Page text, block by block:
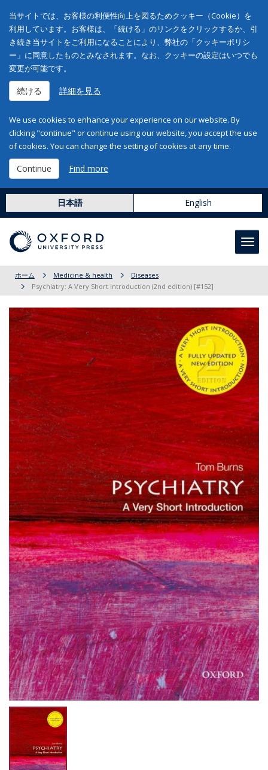
当サイトでは、お客様の利便性向上を図るためクッキー（Cookie）を
利用しています。お客様は、「続ける」のリンクをクリックするか、引
き続き当サイトをご利用になることにより、弊社の「クッキーポリシ
ー」に同意したものとみなされます。なお、クッキーの設定はいつでも
変更が可能です。
続ける 詳細を見る
We use cookies to enhance your experience on our website. By
clicking "continue" or continue using our website, you accept the use
of cookies. You can change the setting of cookies at any time.
Continue Find more
日本語 English
ホーム Medicine & health
Diseases
Psychiatry: A Very Short Introduction (2nd edition) [#152]